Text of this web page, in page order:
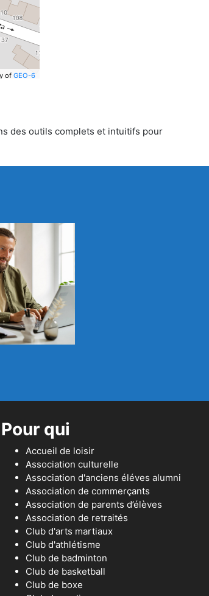
of GEO-6
des outils complets et intuitifs pour
Pour qui
Accueil de loisir
Association culturelle
Association d'anciens éléves alumni
Association de commerçants
Association de parents d’élèves
Association de retraités
Club d'arts martiaux
Club d'athlétisme
Club de badminton
Club de basketball
Club de boxe